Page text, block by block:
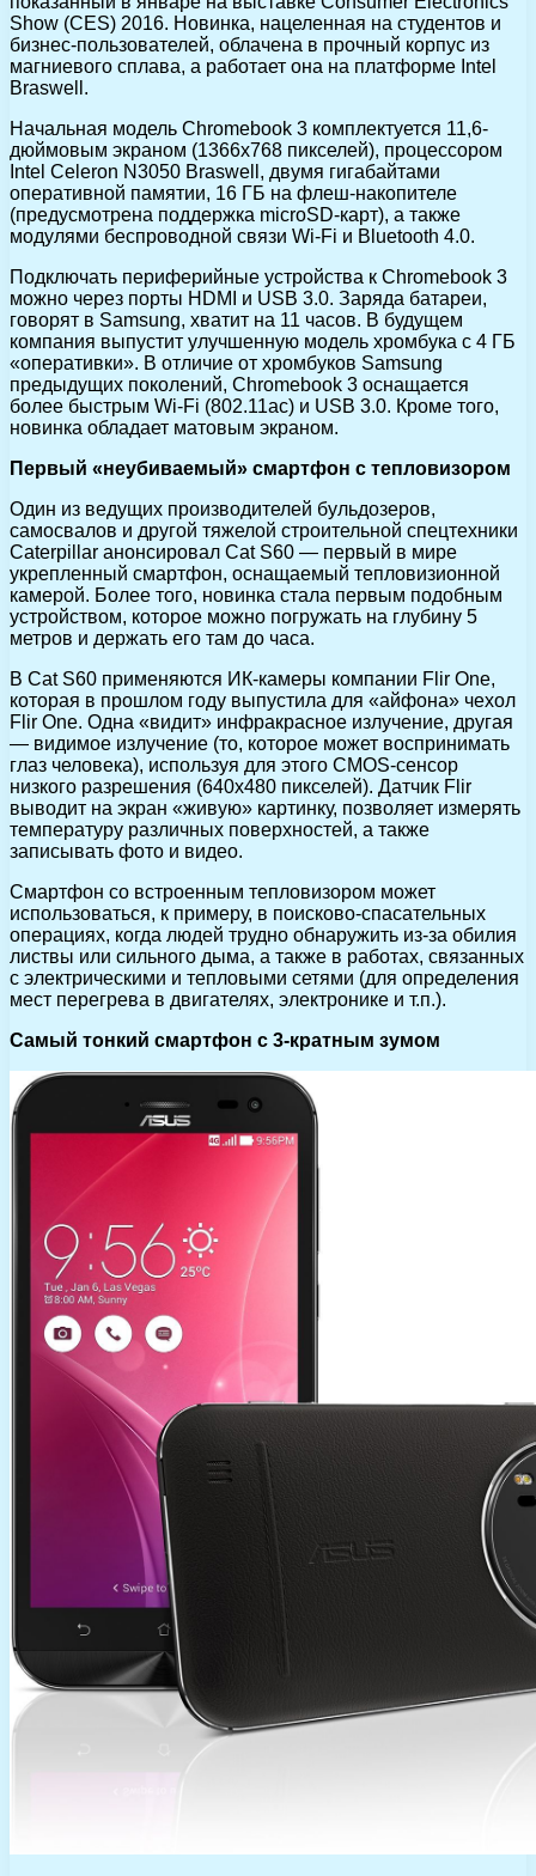
Show (CES) 2016. Новинка, нацеленная на студентов и
бизнес-пользователей, облачена в прочный корпус из
магниевого сплава, а работает она на платформе Intel
Braswell.
Начальная модель Chromebook 3 комплектуется 11,6-
дюймовым экраном (1366х768 пикселей), процессором
Intel Celeron N3050 Braswell, двумя гигабайтами
оперативной памятии, 16 ГБ на флеш-накопителе
(предусмотрена поддержка microSD-карт), а также
модулями беспроводной связи Wi-Fi и Bluetooth 4.0.
Подключать периферийные устройства к Chromebook 3
можно через порты HDMI и USB 3.0. Заряда батареи,
говорят в Samsung, хватит на 11 часов. В будущем
компания выпустит улучшенную модель хромбука с 4 ГБ
«оперативки». В отличие от хромбуков Samsung
предыдущих поколений, Chromebook 3 оснащается
более быстрым Wi-Fi (802.11ac) и USB 3.0. Кроме того,
новинка обладает матовым экраном.
Первый «неубиваемый» смартфон с тепловизором
Один из ведущих производителей бульдозеров,
самосвалов и другой тяжелой строительной спецтехники
Caterpillar анонсировал Cat S60 — первый в мире
укрепленный смартфон, оснащаемый тепловизионной
камерой. Более того, новинка стала первым подобным
устройством, которое можно погружать на глубину 5
метров и держать его там до часа.
В Cat S60 применяются ИК-камеры компании Flir One,
которая в прошлом году выпустила для «айфона» чехол
Flir One. Одна «видит» инфракрасное излучение, другая
— видимое излучение (то, которое может воспринимать
глаз человека), используя для этого CMOS-сенсор
низкого разрешения (640х480 пикселей). Датчик Flir
выводит на экран «живую» картинку, позволяет измерять
температуру различных поверхностей, а также
записывать фото и видео.
Смартфон со встроенным тепловизором может
использоваться, к примеру, в поисково-спасательных
операциях, когда людей трудно обнаружить из-за обилия
листвы или сильного дыма, а также в работах, связанных
с электрическими и тепловыми сетями (для определения
мест перегрева в двигателях, электронике и т.п.).
Самый тонкий смартфон с 3-кратным зумом